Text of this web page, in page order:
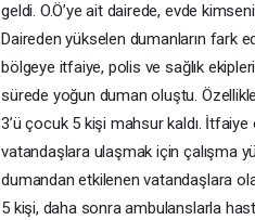
geldi. O.Ö’ye ait dairede, evde
Daireden yükselen dumanların fark
bölgeye itfaiye, polis ve sağlık
sürede yoğun duman oluştu.
3’ü çocuk 5 kişi mahsur kaldı.
vatandaşlara ulaşmak için çalışma
dumandan etkilenen vatandaşlara
5 kişi, daha sonra ambulanslarla